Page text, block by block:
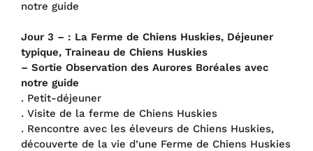
notre guide
Jour 3 – : La Ferme de Chiens Huskies, Déjeuner
typique, Traineau de Chiens Huskies
– Sortie Observation des Aurores Boréales avec
notre guide
. Petit-déjeuner
. Visite de la ferme de Chiens Huskies
. Rencontre avec les éleveurs de Chiens Huskies,
découverte de la vie d’une Ferme de Chiens Huskies